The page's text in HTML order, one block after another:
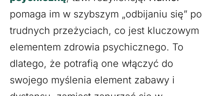
pomaga im w szybszym „odbijaniu się” po
trudnych przeżyciach, co jest kluczowym
elementem zdrowia psychicznego. To
dlatego, że potrafią one włączyć do
swojego myślenia element zabawy i